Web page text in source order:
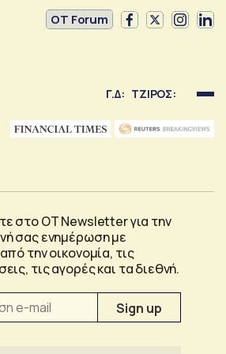
OT Forum
Γ.Δ: ΤΖΙΡΟΣ:
στο OT Newsletter για την
σας ενημέρωση με
την οικονομία, τις
τις αγορές και τα διεθνή.